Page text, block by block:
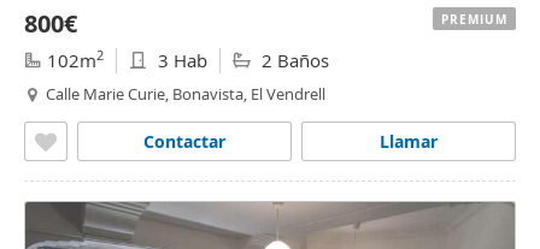
800€
102m2 3 Hab 2 Baños
Calle Marie Curie, Bonavista, El Vendrell
Llamar
Contactar
PREMIUM